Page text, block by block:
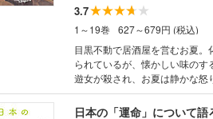
3.7
1～19巻
627～679円 (税込)
目黒不動で居酒屋を営むお夏
られているが、懐かしい味の
遊女が殺され、お夏は静かな
に変貌し、夜の街に情けの花
抱えた人々とお夏との交流が胸
日本の「運命」について語